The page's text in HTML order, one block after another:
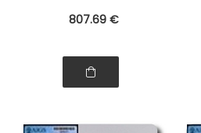
807.69 €